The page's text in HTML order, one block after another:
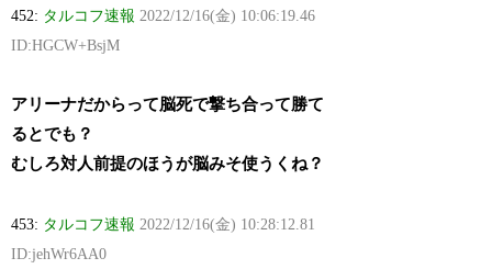
452: タルコフ速報 2022/12/16(金) 10:06:19.46
ID:HGCW+BsjM
アリーナだからって脳死で撃ち合って勝て
るとでも？
むしろ対人前提のほうが脳みそ使うくね？
453: タルコフ速報 2022/12/16(金) 10:28:12.81
ID:jehWr6AA0